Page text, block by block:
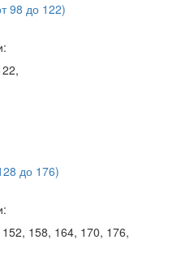
98 до 122)
до 176)
158, 164, 170, 176,